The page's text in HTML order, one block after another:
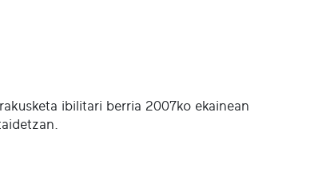
ibilitari berria 2007ko ekainean